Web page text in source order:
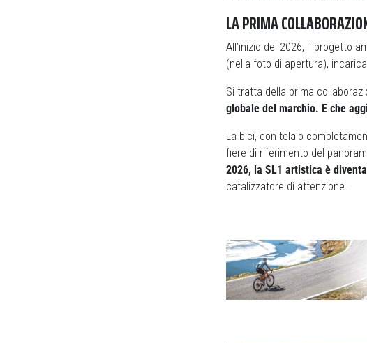
LA PRIMA
All’inizio del 2026, il progetto
(nella foto di apertura),
Si tratta della prima
globale del marchio. E che
La bici, con telaio
fiere di riferimento del
2026, la SL1 artistica è
catalizzatore di attenzione.